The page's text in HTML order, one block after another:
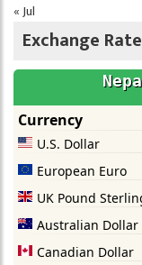
« Jul
Exchange Rate